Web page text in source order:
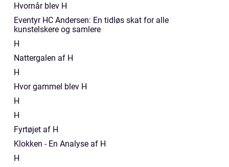
Hvornår blev H
Eventyr HC Andersen: En tidløs skat for alle
kunstelskere og samlere
H
Nattergalen af H
H
Hvor gammel blev H
H
H
Fyrtøjet af H
Klokken - En Analyse af H
H